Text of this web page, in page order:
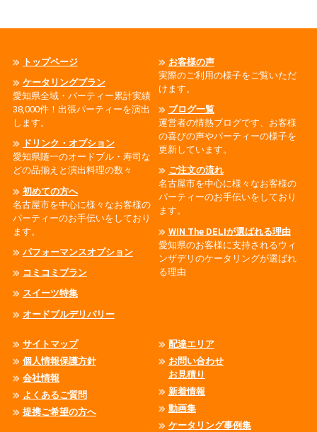
トップページ
ケータリングプラン
愛知県全域・パーティー累計実績
38,000件！出張パーティーを演出
します。
ドリンク・オプション
愛知県随一のオードブル・寿司な
どの品揃えと演出料理の数々
初めての方へ
名古屋市を中心に様々なお客様の
パーティーのお手伝いをしており
ます。
パフォーマンスオプション
コミコミプラン
スイーツ特集
オードブルデリバリー
お客様の声
実際のご利用の様子をご覧いただ
けます。
ブログ一覧
運営者の情熱ブログです、お客様
の喜びの声やパーティーの様子を
更新しています。
ご注文の流れ
名古屋市を中心に様々なお客様の
パーティーのお手伝いをしており
ます。
WIN The DELIが選ばれる理由
愛知県のお客様に支持されるウィ
ンザデリのケータリングが選ばれ
る理由
サイトマップ
個人情報保護方針
会社情報
よくあるご質問
提携ご希望の方へ
配達エリア
お問い合わせ
お見積り
新着情報
動画集
ケータリング事例集